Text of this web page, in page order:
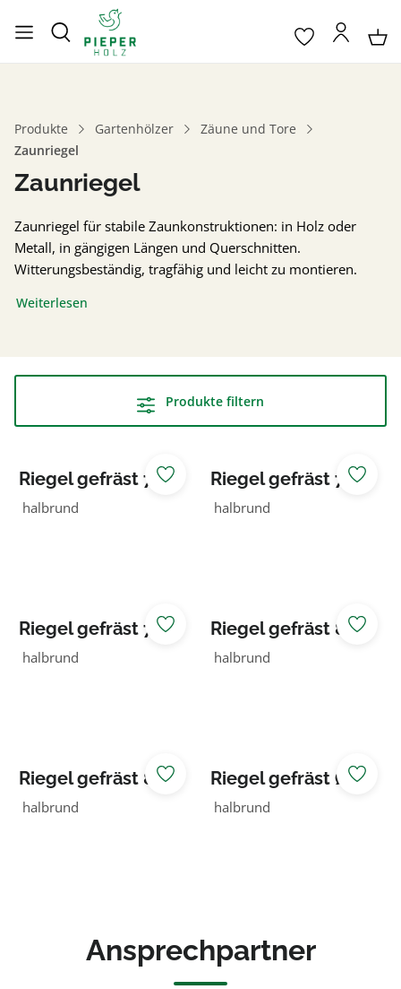
Produkte Gartenhölzer
Zäune und Tore
Zaunriegel
Zaunriegel
Zaunriegel für stabile Zaunkonstruktionen: in Holz oder
Metall, in gängigen Längen und Querschnitten.
Witterungsbeständig, tragfähig und leicht zu montieren.
Weiterlesen
Produkte filtern
Riegel gefräst 70
NADELHOLZ
halbrund
Riegel gefräst 70
NADELHOLZ KDI
halbrund
Riegel gefräst 70
NADELHOLZ KDI
halbrund
Riegel gefräst 80
NADELHOLZ KDI
halbrund
Riegel gefräst 80
NADELHOLZ KDI
halbrund
Riegel gefräst Ø
80 NADELHOLZ
halbrund
Ansprechpartner